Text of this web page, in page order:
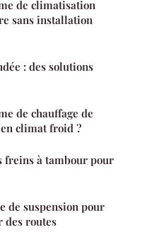
de climatisation
sans installation
: des solutions
de chauffage de
climat froid ?
freins à tambour pour
de suspension pour
des routes